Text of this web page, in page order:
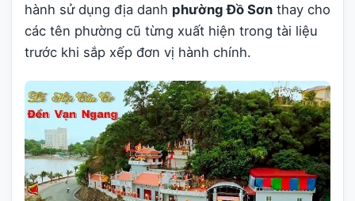
hành sử dụng địa danh phường Đồ Sơn thay cho
các tên phường cũ từng xuất hiện trong tài liệu
trước khi sắp xếp đơn vị hành chính.